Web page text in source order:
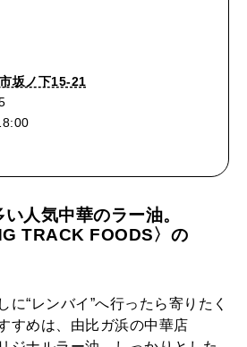
坂ノ下15-21
人気中華のラー油。
TRACK FOODS〉の
に“レンバイ”へ行ったら寄りたく
すめは、由比ガ浜の中華店